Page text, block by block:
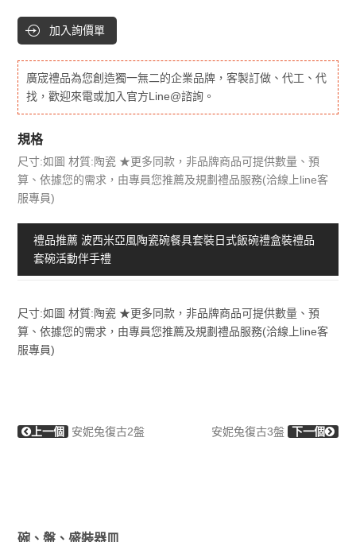
加入詢價單
廣宬禮品為您創造獨一無二的企業品牌，客製訂做、代工、代
找，歡迎來電或加入官方Line@諮詢。
規格
尺寸:如圖 材質:陶瓷 ★更多同款，非品牌商品可提供數量、預
算、依據您的需求，由專員您推薦及規劃禮品服務(洽線上line客
服專員)
禮品推薦 波西米亞風陶瓷碗餐具套裝日式飯碗禮盒裝禮品
套碗活動伴手禮
尺寸:如圖 材質:陶瓷 ★更多同款，非品牌商品可提供數量、預
算、依據您的需求，由專員您推薦及規劃禮品服務(洽線上line客
服專員)
上一個 安妮兔復古2盤 安妮兔復古3盤 下一個
碗、盤、盛裝器皿